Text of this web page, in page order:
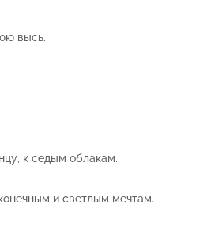
высь.
к седым облакам.
и светлым мечтам.